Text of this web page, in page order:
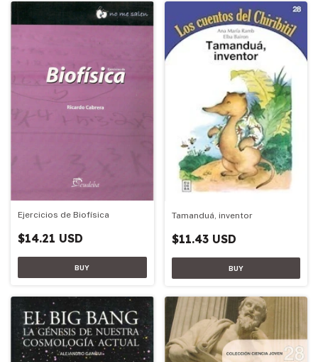
Ejercicios de Biofísica
$14.21 USD
Tamanduá, inventor
$11.43 USD